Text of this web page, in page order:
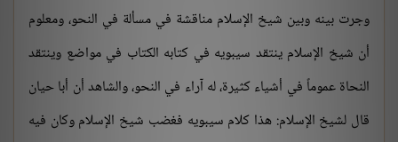
وجرت بينه وبين شيخ الإسلام مناقشة في مسألة في النحو، ومعلوم
أن شيخ الإسلام ينتقد سيبويه في كتابه الكتاب في مواضع وينتقد
النحاة عموماً في أشياء كثيرة، له آراء في النحو، والشاهد أن أبا حيان
قال لشيخ الإسلام: هذا كلام سيبويه فغضب شيخ الإسلام وكان فيه